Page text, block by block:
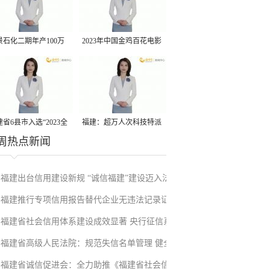
石化二期年产100万
烷脱氢项目建成中交
2023年中国金鸡百花电影
节有福电影巡展31日启动
省6县市入选“2023全
域发展潜力百强县”
福建：超万人次科技特派
热点新闻
福建出台信用建设新规 “诚信福建”建设迈入法
治化新阶段
福建推行专项信用报告替代企业无违法记录证
明改革成效显著
福建省社会信用体系建设成效显著 央行征信系
统赋能实体经济
福建省高级人民法院：规范失信名单管理 健全
福建省诚信促进会：全力助推《福建省社会信